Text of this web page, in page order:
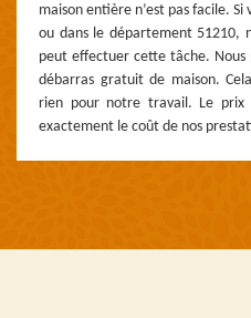
maison entière n’est pas facile.
ou dans le département 51210,
peut effectuer cette tâche. Nous
débarras gratuit de maison.
rien pour notre travail. Le prix
exactement le coût de nos